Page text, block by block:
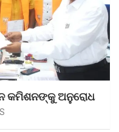
କମିଶନଙ୍କୁ ଅନୁରୋଧ